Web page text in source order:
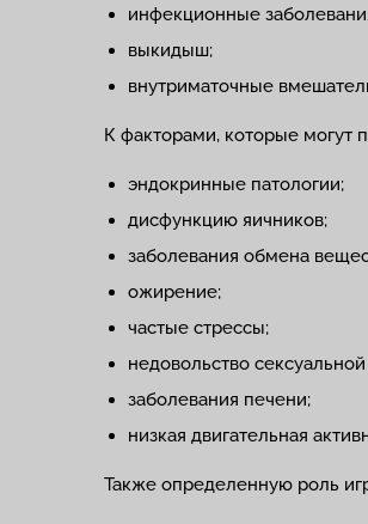
инфекционные
выкидыш;
внутриматочные
К факторами, которые могут
эндокринные патологии;
дисфункцию яичников;
заболевания обмена
ожирение;
частые стрессы;
недовольство
заболевания печени;
низкая двигательная
Также определенную роль